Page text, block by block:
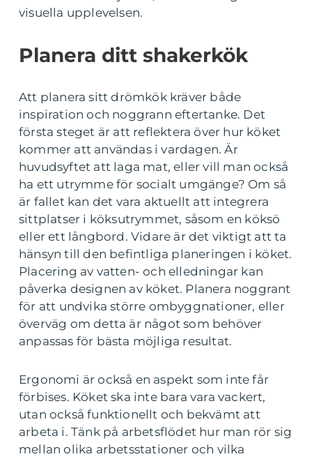
visuella upplevelsen.
Planera ditt shakerkök
Att planera sitt drömkök kräver både
inspiration och noggrann eftertanke. Det
första steget är att reflektera över hur köket
kommer att användas i vardagen. Är
huvudsyftet att laga mat, eller vill man också
ha ett utrymme för socialt umgänge? Om så
är fallet kan det vara aktuellt att integrera
sittplatser i köksutrymmet, såsom en köksö
eller ett långbord. Vidare är det viktigt att ta
hänsyn till den befintliga planeringen i köket.
Placering av vatten- och elledningar kan
påverka designen av köket. Planera noggrant
för att undvika större ombyggnationer, eller
överväg om detta är något som behöver
anpassas för bästa möjliga resultat.
Ergonomi är också en aspekt som inte får
förbises. Köket ska inte bara vara vackert,
utan också funktionellt och bekvämt att
arbeta i. Tänk på arbetsflödet hur man rör sig
mellan olika arbetsstationer och vilka